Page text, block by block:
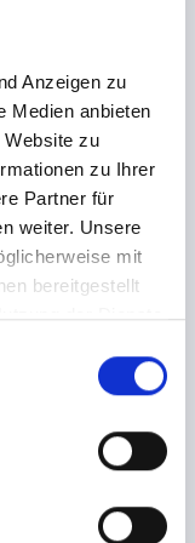
Anzeigen zu
Medien anbieten
Website zu
zu Ihrer
Partner für
weiter. Unsere
mit
bereitgestellt
der Dienste
zu
Änderungen,
tixlr die
tixlr gibt in
für die
Informationen.
beim
Bestimmungen
Des Weiteren